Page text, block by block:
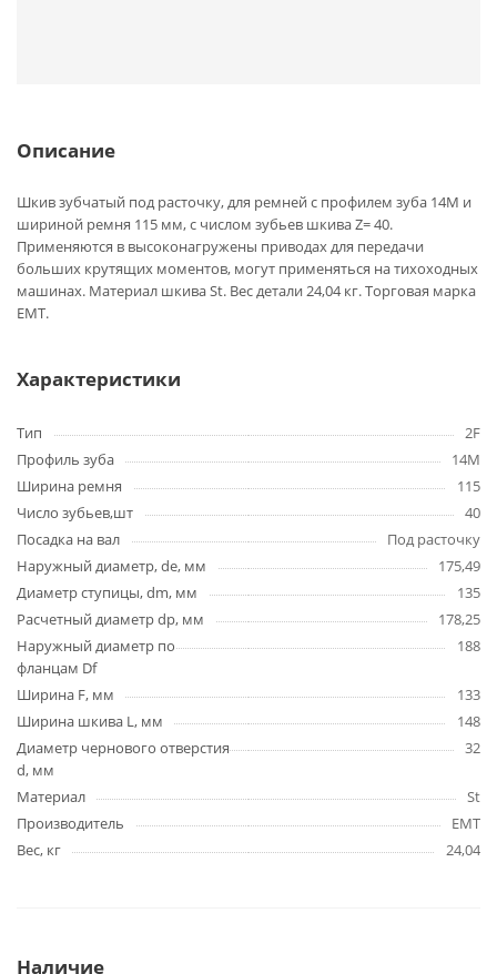
Описание
Шкив зубчатый под расточку, для ремней с профилем зуба 14M и
шириной ремня 115 мм, с числом зубьев шкива Z= 40.
Применяются в высоконагружены приводах для передачи
больших крутящих моментов, могут применяться на тихоходных
машинах. Материал шкива St. Вес детали 24,04 кг. Торговая марка
EMT.
Характеристики
Тип
2F
Профиль зуба
14M
Ширина ремня
115
Число зубьев,шт
40
Посадка на вал
Под расточку
Наружный диаметр, de, мм
175,49
Диаметр ступицы, dm, мм
135
Расчетный диаметр dp, мм
178,25
Наружный диаметр по
фланцам Df
188
Ширина F, мм
133
Ширина шкива L, мм
148
Диаметр чернового отверстия
d, мм
32
Материал
St
Производитель
EMT
Вес, кг
24,04
Наличие